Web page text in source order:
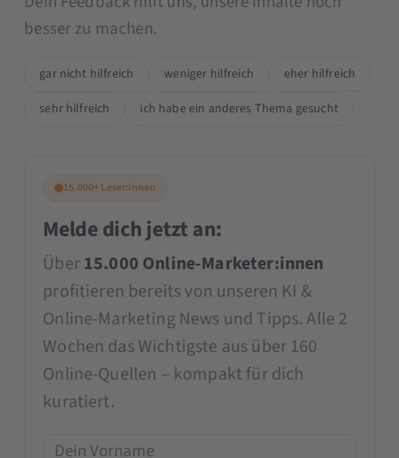
besser zu machen.
gar nicht hilfreich weniger hilfreich
eher hilfreich
sehr hilfreich
ich habe ein anderes Thema gesucht
15.000+ Leser:innen
Melde dich jetzt an:
Über15.000 Online-Marketer:innen
profitieren bereits von unseren KI &
Online-Marketing News und Tipps. Alle 2
Wochen das Wichtigste aus über 160
Online-Quellen – kompakt für dich
kuratiert.